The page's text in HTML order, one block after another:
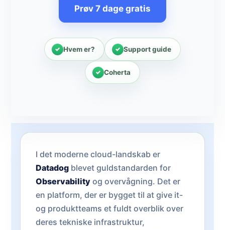
Prøv 7 dage gratis
Hvem er? Support guide
Coherta
I det moderne cloud-landskab er
Datadog blevet guldstandarden for
Observability og overvågning. Det er
en platform, der er bygget til at give it-
og produktteams et fuldt overblik over
deres tekniske infrastruktur,